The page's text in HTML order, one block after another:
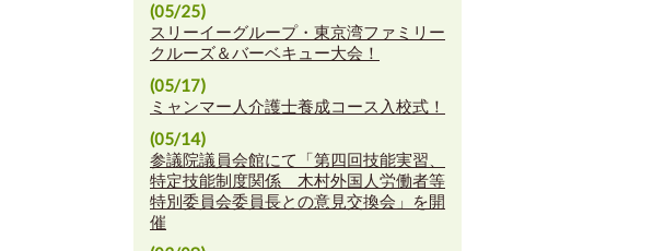
(05/25)
スリーイーグループ・東京湾ファミリー
クルーズ＆バーベキュー大会！
(05/17)
ミャンマー人介護士養成コース入校式！
(05/14)
参議院議員会館にて「第四回技能実習、
特定技能制度関係 木村外国人労働者等
特別委員会委員長との意見交換会」を開
催